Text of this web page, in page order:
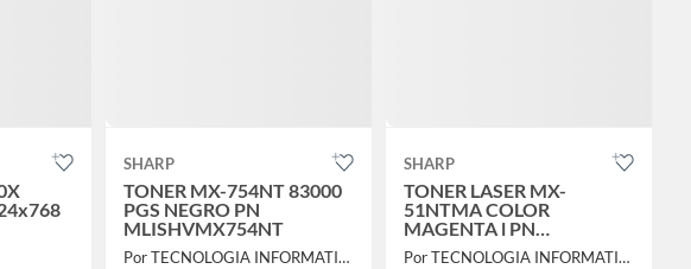
SHARP
TONER MX-754NT 83000
PGS NEGRO PN
MLISHVMX754NT
Por TECNOLOGIA INFORMATICA Y CONSULTORIA
SHARP
TONER LASER MX-
51NTMA COLOR
MAGENTA l PN
MLISHVMX51NTMA
Por TECNOLOGIA INFORMATICA Y CONSULTORIA